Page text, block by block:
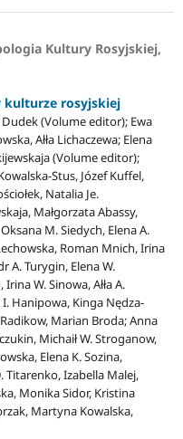
Kultury Rosyjskiej,
kulturze rosyjskiej
(Volume editor); Ewa
Ałła Lichaczewa; Elena
(Volume editor);
Stus, Józef Kuffel,
Natalia Je.
Małgorzata Abassy,
M. Siedych, Elena A.
Roman Mnich, Irina
A. Turygin, Elena W.
W. Sinowa, Ałła A.
Hanipowa, Kinga Nędza-
Marian Broda; Anna
Michaił W. Stroganow,
Elena K. Sozina,
Titarenko, Izabella Malej,
Monika Sidor, Kristina
Martyna Kowalska,